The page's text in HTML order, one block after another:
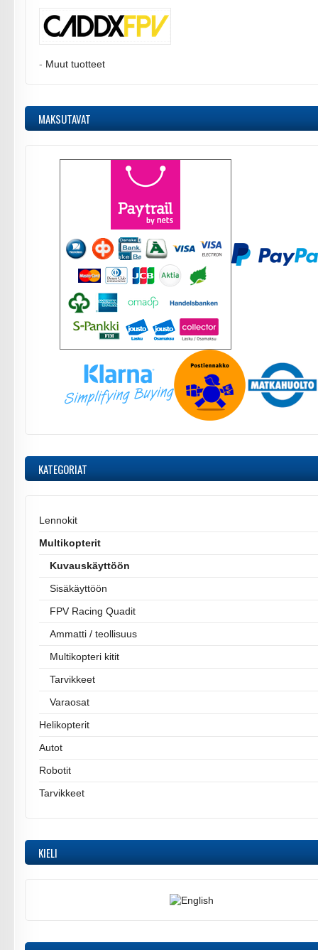
- Muut tuotteet
MAKSUTAVAT
KATEGORIAT
Lennokit
Multikopterit
Kuvauskäyttöön
Sisäkäyttöön
FPV Racing Quadit
Ammatti / teollisuus
Multikopteri kitit
Tarvikkeet
Varaosat
Helikopterit
Autot
Robotit
Tarvikkeet
KIELI